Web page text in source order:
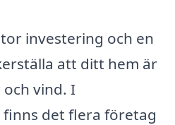
investering och en
att ditt hem är
vind. I
det flera företag